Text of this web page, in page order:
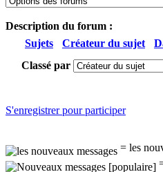
Description du forum :
Sujets
Créateur du sujet
Classé par
S'enregistrer pour participer
= les